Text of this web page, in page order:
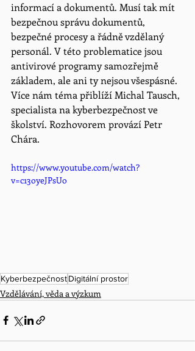
informací a dokumentů. Musí tak mít
bezpečnou správu dokumentů,
bezpečné procesy a řádně vzdělaný
personál. V této problematice jsou
antivirové programy samozřejmě
základem, ale ani ty nejsou všespásné.
Více nám téma přiblíží Michal Tausch,
specialista na kyberbezpečnost ve
školství. Rozhovorem provází Petr
Chára.
https://www.youtube.com/watch?
v=c13oyeJPsUo
KyberbezpečnostDigitální prostor
Vzdělávání, věda a výzkum